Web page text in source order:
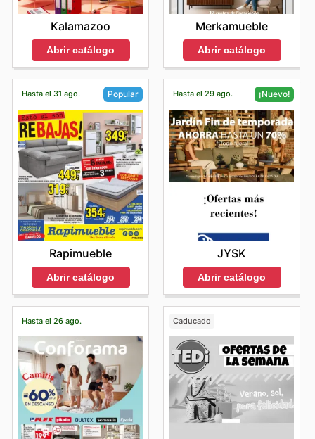
Kalamazoo
Abrir catálogo
Merkamueble
Abrir catálogo
Hasta el 31 ago. Popular
Rapimueble
Abrir catálogo
Hasta el 29 ago. ¡Nuevo!
JYSK
Abrir catálogo
Hasta el 26 ago. Caducado